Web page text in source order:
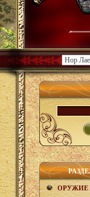
ОРУЖИЕ